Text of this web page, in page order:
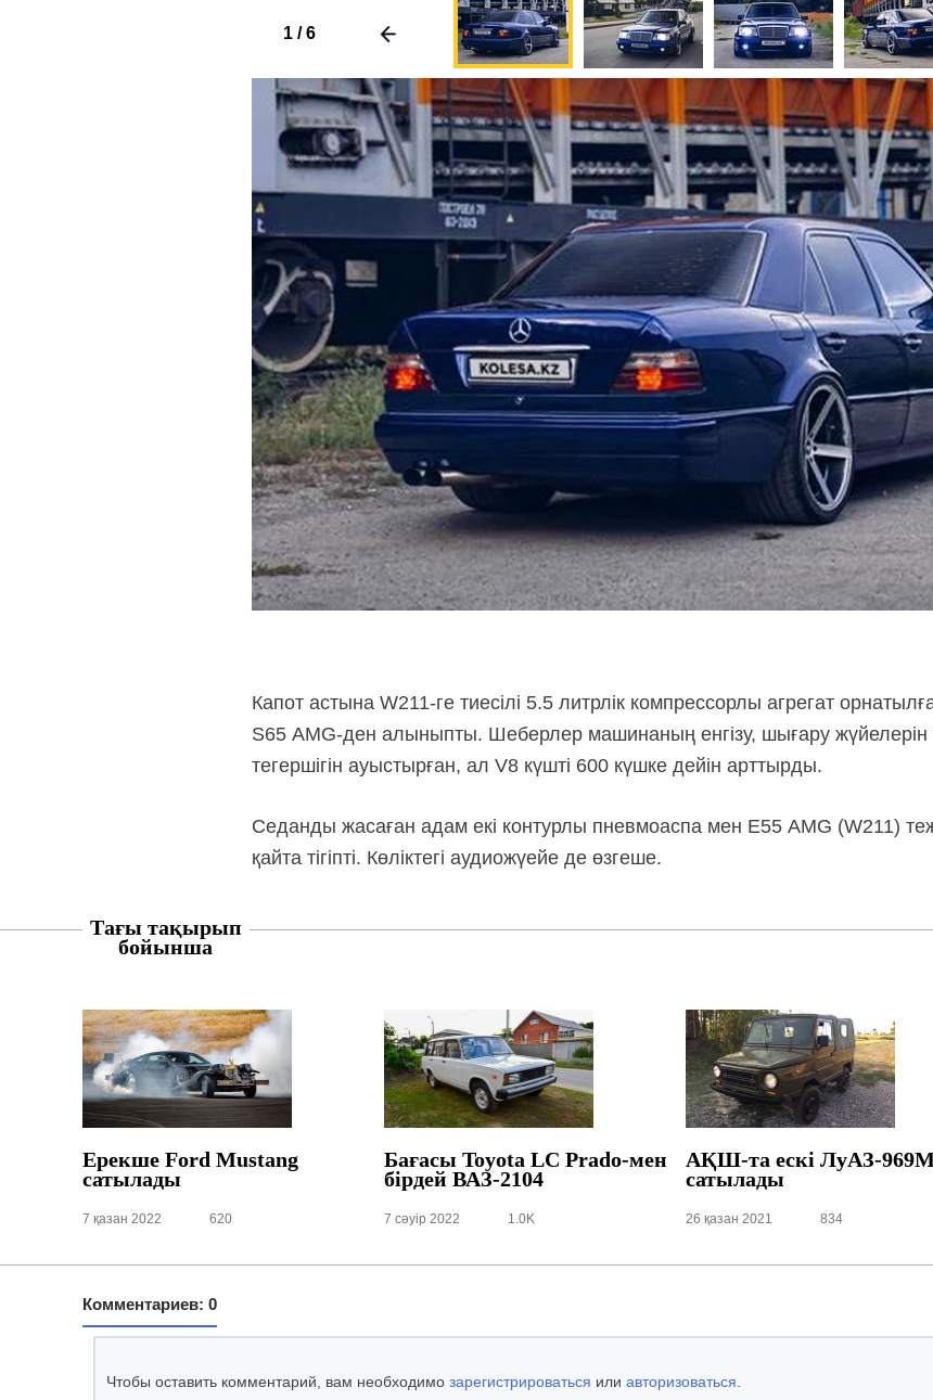
1/6
Капот астына W211-ге тиесілі 5.5 литрлік компрессорлы агрегат
S65 AMG-ден алыныпты. Шеберлер машинаның енгізу, шығару жүйелерін
тегершігін ауыстырған, ал V8 күшті 600 күшке дейін арттырды.
Седанды жасаған адам екі контурлы пневмоаспа мен E55 AMG (W211)
қайта тігіпті. Көліктегі аудиожүейе де өзгеше.
Тағы тақырып
бойынша
Ерекше Ford Mustang
сатылады
7 қазан 2022 620
Бағасы Toyota LC Prado-мен
бірдей ВАЗ-2104
7 сәуір 2022 1.0K
АҚШ-та ескі ЛуАЗ-
сатылады
26 қазан 2021 834
Комментариев: 0
Чтобы оставить комментарий, вам необходимо зарегистрироваться или авторизоваться